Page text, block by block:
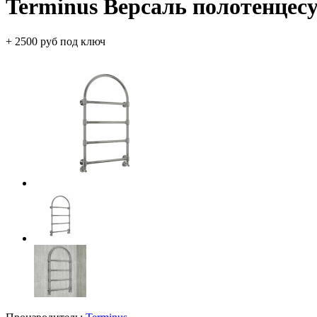
Terminus Версаль
+ 2500 руб под ключ